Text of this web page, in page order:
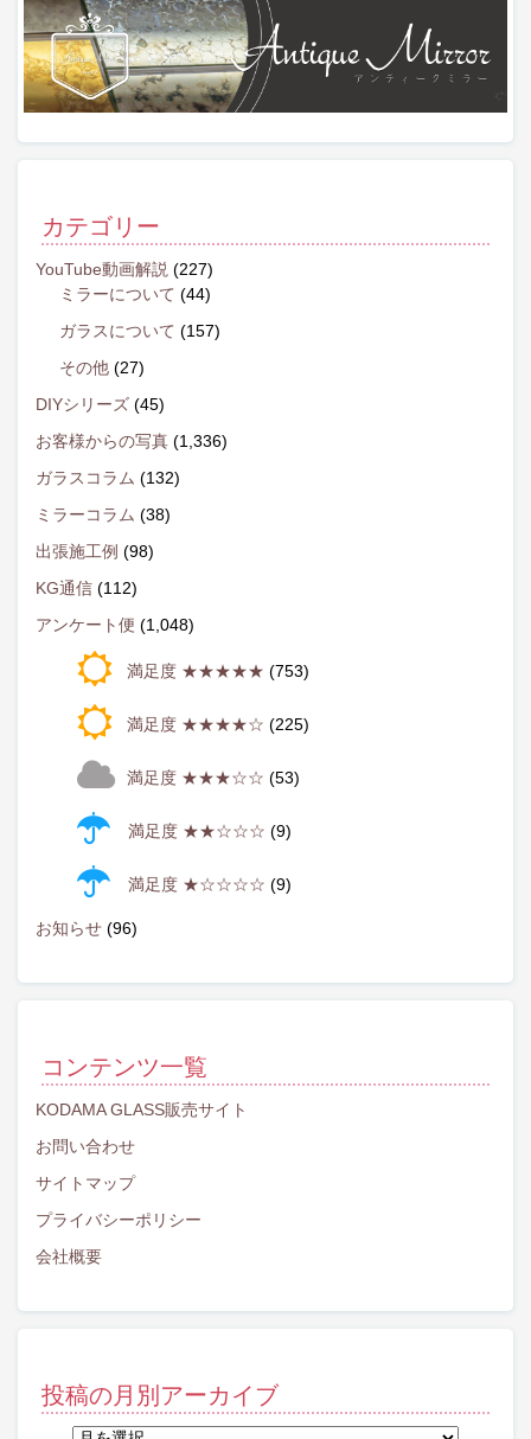
カテゴリー
YouTube動画解説 (227)
ミラーについて (44)
ガラスについて (157)
その他 (27)
DIYシリーズ (45)
お客様からの写真 (1,336)
ガラスコラム (132)
ミラーコラム (38)
出張施工例 (98)
KG通信 (112)
アンケート便 (1,048)
満足度 ★★★★★ (753)
満足度 ★★★★☆ (225)
満足度 ★★★☆☆ (53)
満足度 ★★☆☆☆ (9)
満足度 ★☆☆☆☆ (9)
お知らせ (96)
コンテンツ一覧
KODAMA GLASS販売サイト
お問い合わせ
サイトマップ
プライバシーポリシー
会社概要
投稿の月別アーカイブ